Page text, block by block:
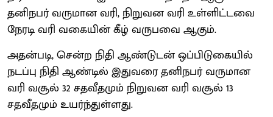
தனிநபர் வருமான வரி, நிறுவன வரி உள்ளிட்டவை
நேரடி வரி வகையின் கீழ் வருபவை ஆகும்.
அதன்படி, சென்ற நிதி ஆண்டுடன் ஒப்பிடுகையில்
நடப்பு நிதி ஆண்டில் இதுவரை தனிநபர் வருமான
வரி வசூல் 32 சதவீதமும் நிறுவன வரி வசூல் 13
சதவீதமும் உயர்ந்துள்ளது.